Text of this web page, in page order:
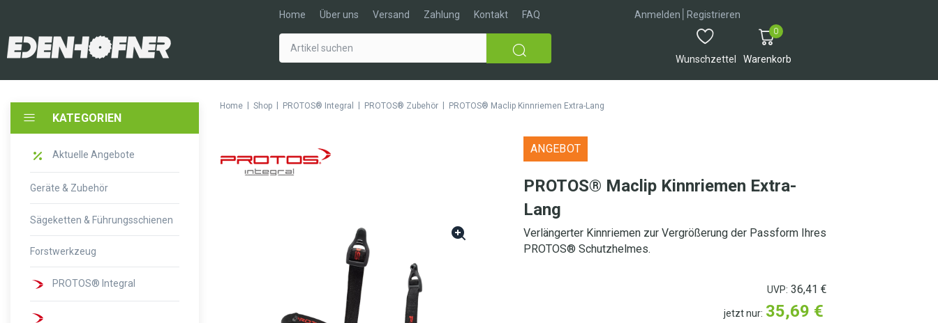
Home Über uns Versand Zahlung Kontakt FAQ Anmelden Registrieren
Wunschzettel Warenkorb
0
KATEGORIEN
Aktuelle Angebote
Geräte & Zubehör
Sägeketten & Führungsschienen
Forstwerkzeug
PROTOS® Integral
Home Shop PROTOS® Integral PROTOS® Zubehör PROTOS® Maclip Kinnriemen Extra-Lang
ANGEBOT
PROTOS® Maclip Kinnriemen Extra-
Lang
Verlängerter Kinnriemen zur Vergrößerung der Passform Ihres
PROTOS® Schutzhelmes.
UVP: 36,41 €
jetzt nur: 35,69 €